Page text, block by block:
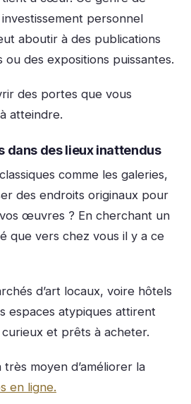
personnel
aboutir à des publications
ou des expositions puissantes.
des portes que vous
atteindre.
dans des lieux inattendus
comme les galeries,
des endroits originaux pour
œuvres ? En cherchant un
que vers chez vous il y a ce
d’art locaux, voire hôtels
espaces atypiques attirent
et prêts à acheter.
moyen d’améliorer la
en ligne.